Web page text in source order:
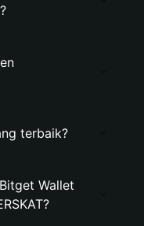
terbaik?
Wallet